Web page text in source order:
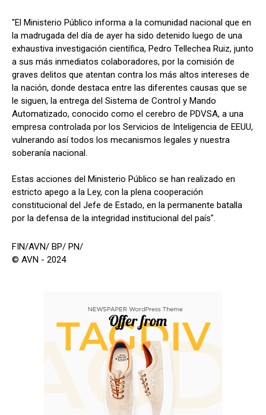
"El Ministerio Público informa a la comunidad nacional que en
la madrugada del día de ayer ha sido detenido luego de una
exhaustiva investigación científica, Pedro Tellechea Ruiz, junto
a sus más inmediatos colaboradores, por la comisión de
graves delitos que atentan contra los más altos intereses de
la nación, donde destaca entre las diferentes causas que se
le siguen, la entrega del Sistema de Control y Mando
Automatizado, conocido como el cerebro de PDVSA, a una
empresa controlada por los Servicios de Inteligencia de EEUU,
vulnerando así todos los mecanismos legales y nuestra
soberanía nacional.
Estas acciones del Ministerio Público se han realizado en
estricto apego a la Ley, con la plena cooperación
constitucional del Jefe de Estado, en la permanente batalla
por la defensa de la integridad institucional del país".
FIN/AVN/ BP/ PN/
© AVN - 2024